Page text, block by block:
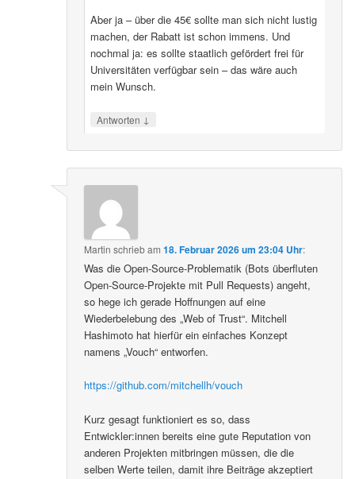
Aber ja – über die 45€ sollte man sich nicht lustig
machen, der Rabatt ist schon immens. Und
nochmal ja: es sollte staatlich gefördert frei für
Universitäten verfügbar sein – das wäre auch
mein Wunsch.
Antworten ↓
Martin schriebam18. Februar 2026 um 23:04 Uhr:
Was die Open-Source-Problematik (Bots überfluten
Open-Source-Projekte mit Pull Requests) angeht,
so hege ich gerade Hoffnungen auf eine
Wiederbelebung des „Web of Trust“. Mitchell
Hashimoto hat hierfür ein einfaches Konzept
namens „Vouch“ entworfen.
https://github.com/mitchellh/vouch
Kurz gesagt funktioniert es so, dass
Entwickler:innen bereits eine gute Reputation von
anderen Projekten mitbringen müssen, die die
selben Werte teilen, damit ihre Beiträge akzeptiert